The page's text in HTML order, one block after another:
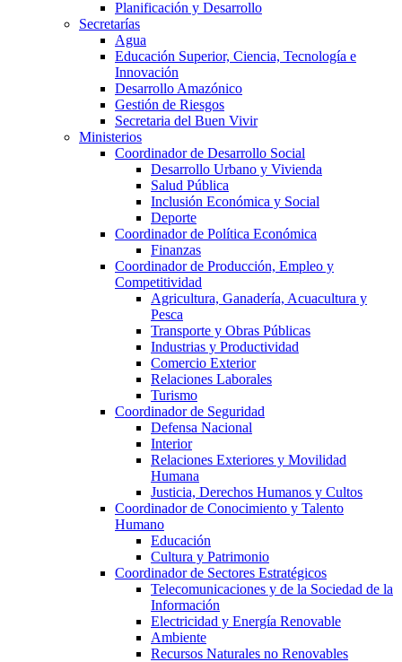
Planificación y Desarrollo
Secretarías
Agua
Educación Superior, Ciencia, Tecnología e
Innovación
Desarrollo Amazónico
Gestión de Riesgos
Secretaria del Buen Vivir
Ministerios
Coordinador de Desarrollo Social
Desarrollo Urbano y Vivienda
Salud Pública
Inclusión Económica y Social
Deporte
Coordinador de Política Económica
Finanzas
Coordinador de Producción, Empleo y
Competitividad
Agricultura, Ganadería, Acuacultura y
Pesca
Transporte y Obras Públicas
Industrias y Productividad
Comercio Exterior
Relaciones Laborales
Turismo
Coordinador de Seguridad
Defensa Nacional
Interior
Relaciones Exteriores y Movilidad
Humana
Justicia, Derechos Humanos y Cultos
Coordinador de Conocimiento y Talento
Humano
Educación
Cultura y Patrimonio
Coordinador de Sectores Estratégicos
Telecomunicaciones y de la Sociedad de la
Información
Electricidad y Energía Renovable
Ambiente
Recursos Naturales no Renovables